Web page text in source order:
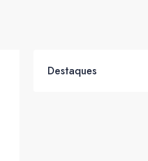
Destaques